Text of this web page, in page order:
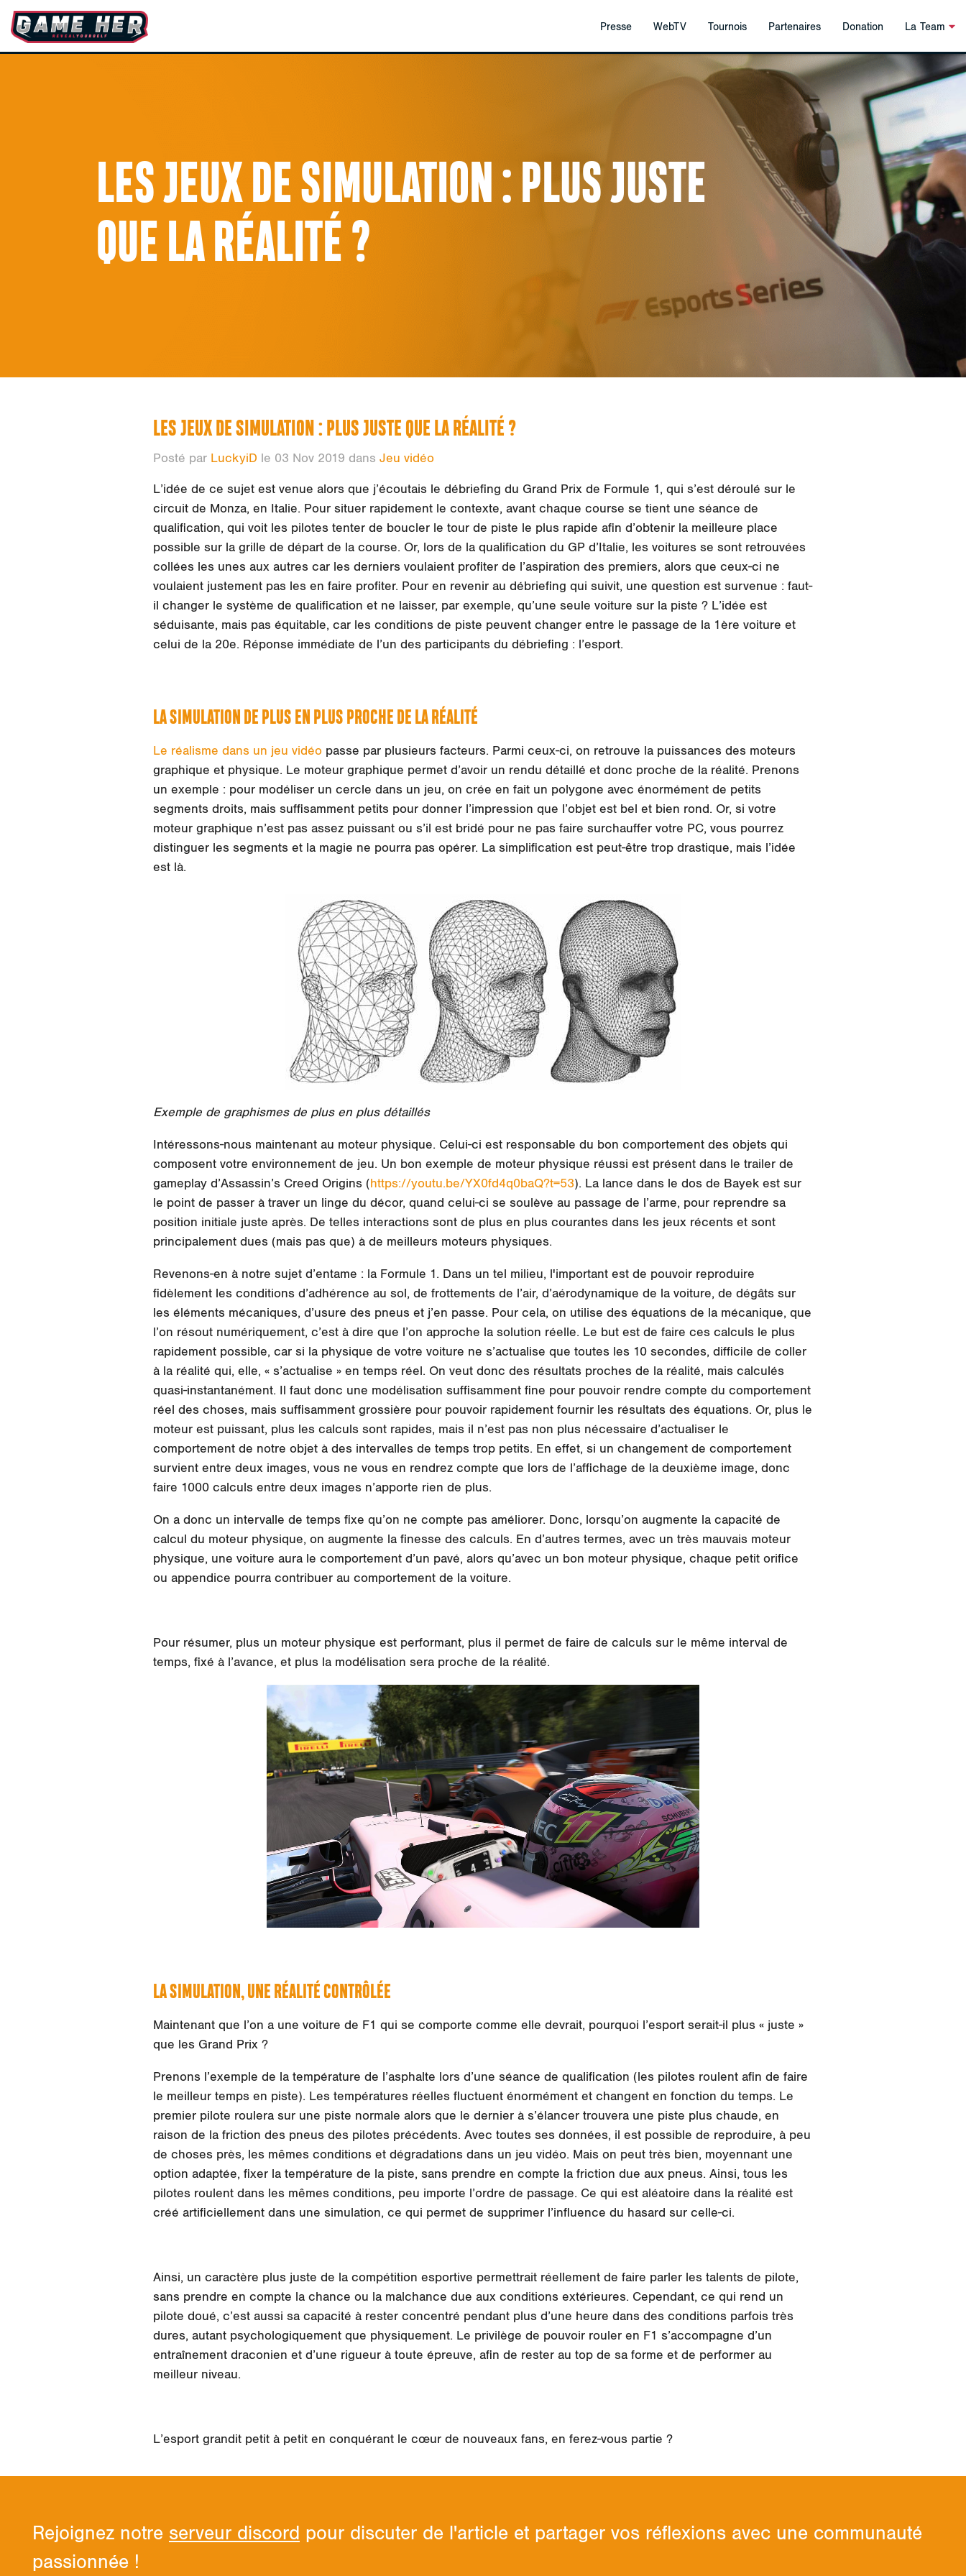
Presse WebTV Tournois Partenaires Donation La Team
LES JEUX DE SIMULATION : PLUS JUSTE
QUE LA RÉALITÉ ?
LES JEUX DE SIMULATION : PLUS JUSTE QUE LA RÉALITÉ ?
Posté par LuckyiD le 03 Nov 2019 dans Jeu vidéo
L’idée de ce sujet est venue alors que j’écoutais le débriefing du Grand Prix de Formule 1, qui s’est déroulé sur le
circuit de Monza, en Italie. Pour situer rapidement le contexte, avant chaque course se tient une séance de
qualification, qui voit les pilotes tenter de boucler le tour de piste le plus rapide afin d’obtenir la meilleure place
possible sur la grille de départ de la course. Or, lors de la qualification du GP d’Italie, les voitures se sont retrouvées
collées les unes aux autres car les derniers voulaient profiter de l’aspiration des premiers, alors que ceux-ci ne
voulaient justement pas les en faire profiter. Pour en revenir au débriefing qui suivit, une question est survenue : faut-
il changer le système de qualification et ne laisser, par exemple, qu’une seule voiture sur la piste ? L’idée est
séduisante, mais pas équitable, car les conditions de piste peuvent changer entre le passage de la 1ère voiture et
celui de la 20e. Réponse immédiate de l’un des participants du débriefing : l’esport.
LA SIMULATION DE PLUS EN PLUS PROCHE DE LA RÉALITÉ
Le réalisme dans un jeu vidéopasse par plusieurs facteurs. Parmi ceux-ci, on retrouve la puissances des moteurs
graphique et physique. Le moteur graphique permet d’avoir un rendu détaillé et donc proche de la réalité. Prenons
un exemple : pour modéliser un cercle dans un jeu, on crée en fait un polygone avec énormément de petits
segments droits, mais suffisamment petits pour donner l’impression que l’objet est bel et bien rond. Or, si votre
moteur graphique n’est pas assez puissant ou s’il est bridé pour ne pas faire surchauffer votre PC, vous pourrez
distinguer les segments et la magie ne pourra pas opérer. La simplification est peut-être trop drastique, mais l’idée
est là.
Exemple de graphismes de plus en plus détaillés
Intéressons-nous maintenant au moteur physique. Celui-ci est responsable du bon comportement des objets qui
composent votre environnement de jeu. Un bon exemple de moteur physique réussi est présent dans le trailer de
gameplay d’Assassin’s Creed Origins (https://youtu.be/YX0fd4q0baQ?t=53). La lance dans le dos de Bayek est sur
le point de passer à traver un linge du décor, quand celui-ci se soulève au passage de l’arme, pour reprendre sa
position initiale juste après. De telles interactions sont de plus en plus courantes dans les jeux récents et sont
principalement dues (mais pas que) à de meilleurs moteurs physiques.
Revenons-en à notre sujet d’entame : la Formule 1. Dans un tel milieu, l'important est de pouvoir reproduire
fidèlement les conditions d’adhérence au sol, de frottements de l’air, d’aérodynamique de la voiture, de dégâts sur
les éléments mécaniques, d’usure des pneus et j’en passe. Pour cela, on utilise des équations de la mécanique, que
l’on résout numériquement, c’est à dire que l’on approche la solution réelle. Le but est de faire ces calculs le plus
rapidement possible, car si la physique de votre voiture ne s’actualise que toutes les 10 secondes, difficile de coller
à la réalité qui, elle, « s’actualise » en temps réel. On veut donc des résultats proches de la réalité, mais calculés
quasi-instantanément. Il faut donc une modélisation suffisamment fine pour pouvoir rendre compte du comportement
réel des choses, mais suffisamment grossière pour pouvoir rapidement fournir les résultats des équations. Or, plus le
moteur est puissant, plus les calculs sont rapides, mais il n’est pas non plus nécessaire d’actualiser le
comportement de notre objet à des intervalles de temps trop petits. En effet, si un changement de comportement
survient entre deux images, vous ne vous en rendrez compte que lors de l’affichage de la deuxième image, donc
faire 1000 calculs entre deux images n’apporte rien de plus.
On a donc un intervalle de temps fixe qu’on ne compte pas améliorer. Donc, lorsqu’on augmente la capacité de
calcul du moteur physique, on augmente la finesse des calculs. En d’autres termes, avec un très mauvais moteur
physique, une voiture aura le comportement d’un pavé, alors qu’avec un bon moteur physique, chaque petit orifice
ou appendice pourra contribuer au comportement de la voiture.
Pour résumer, plus un moteur physique est performant, plus il permet de faire de calculs sur le même interval de
temps, fixé à l’avance, et plus la modélisation sera proche de la réalité.
LA SIMULATION, UNE RÉALITÉ CONTRÔLÉE
Maintenant que l’on a une voiture de F1 qui se comporte comme elle devrait, pourquoi l’esport serait-il plus « juste »
que les Grand Prix ?
Prenons l’exemple de la température de l’asphalte lors d’une séance de qualification (les pilotes roulent afin de faire
le meilleur temps en piste). Les températures réelles fluctuent énormément et changent en fonction du temps. Le
premier pilote roulera sur une piste normale alors que le dernier à s’élancer trouvera une piste plus chaude, en
raison de la friction des pneus des pilotes précédents. Avec toutes ses données, il est possible de reproduire, à peu
de choses près, les mêmes conditions et dégradations dans un jeu vidéo. Mais on peut très bien, moyennant une
option adaptée, fixer la température de la piste, sans prendre en compte la friction due aux pneus. Ainsi, tous les
pilotes roulent dans les mêmes conditions, peu importe l’ordre de passage. Ce qui est aléatoire dans la réalité est
créé artificiellement dans une simulation, ce qui permet de supprimer l’influence du hasard sur celle-ci.
Ainsi, un caractère plus juste de la compétition esportive permettrait réellement de faire parler les talents de pilote,
sans prendre en compte la chance ou la malchance due aux conditions extérieures. Cependant, ce qui rend un
pilote doué, c’est aussi sa capacité à rester concentré pendant plus d’une heure dans des conditions parfois très
dures, autant psychologiquement que physiquement. Le privilège de pouvoir rouler en F1 s’accompagne d’un
entraînement draconien et d’une rigueur à toute épreuve, afin de rester au top de sa forme et de performer au
meilleur niveau.
L’esport grandit petit à petit en conquérant le cœur de nouveaux fans, en ferez-vous partie ?
Rejoignez notre serveur discord pour discuter de l'article et partager vos réflexions avec une communauté
passionnée !